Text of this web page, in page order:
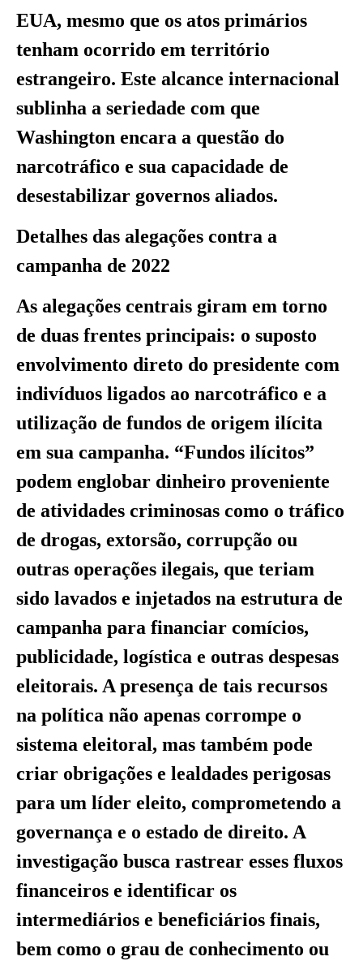
EUA, mesmo que os atos primários
tenham ocorrido em território
estrangeiro. Este alcance internacional
sublinha a seriedade com que
Washington encara a questão do
narcotráfico e sua capacidade de
desestabilizar governos aliados.
Detalhes das alegações contra a
campanha de 2022
As alegações centrais giram em torno
de duas frentes principais: o suposto
envolvimento direto do presidente com
indivíduos ligados ao narcotráfico e a
utilização de fundos de origem ilícita
em sua campanha. “Fundos ilícitos”
podem englobar dinheiro proveniente
de atividades criminosas como o tráfico
de drogas, extorsão, corrupção ou
outras operações ilegais, que teriam
sido lavados e injetados na estrutura de
campanha para financiar comícios,
publicidade, logística e outras despesas
eleitorais. A presença de tais recursos
na política não apenas corrompe o
sistema eleitoral, mas também pode
criar obrigações e lealdades perigosas
para um líder eleito, comprometendo a
governança e o estado de direito. A
investigação busca rastrear esses fluxos
financeiros e identificar os
intermediários e beneficiários finais,
bem como o grau de conhecimento ou